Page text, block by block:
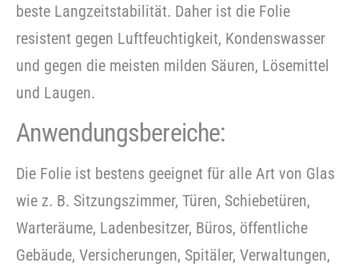
beste Langzeitstabilität. Daher ist die Folie
resistent gegen Luftfeuchtigkeit, Kondenswasser
und gegen die meisten milden Säuren, Lösemittel
und Laugen.
Anwendungsbereiche:
Die Folie ist bestens geeignet für alle Art von Glas
wie z. B. Sitzungszimmer, Türen, Schiebetüren,
Warteräume, Ladenbesitzer, Büros, öffentliche
Gebäude, Versicherungen, Spitäler, Verwaltungen,